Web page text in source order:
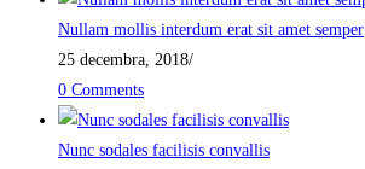
Nullam mollis interdum erat sit amet semper
25 decembra, 2018/
0 Comments
Nunc sodales facilisis convallis